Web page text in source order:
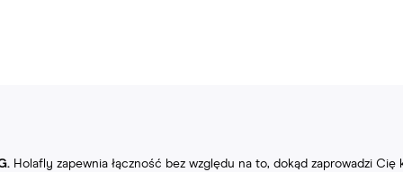
Holafly zapewnia łączność bez względu na to, dokąd zaprowadzi Cię